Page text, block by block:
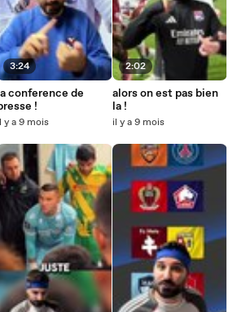
3:24
conference de
!
y a 9 mois
2:02
alors on est pas bien
la !
il y a 9 mois